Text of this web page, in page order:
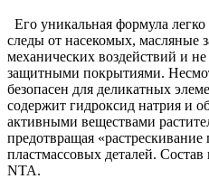
Его уникальная формула
следы от насекомых, масляные
механических воздействий и
защитными покрытиями.
безопасен для деликатных
содержит гидроксид натрия и
активными веществами
предотвращая
пластмассовых деталей.
NTA.